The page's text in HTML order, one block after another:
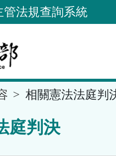
管法規查詢系統
相關憲法法庭判
庭判決